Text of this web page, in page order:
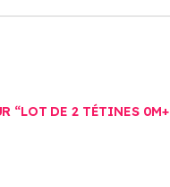
“LOT DE 2 TÉTINES 0M+